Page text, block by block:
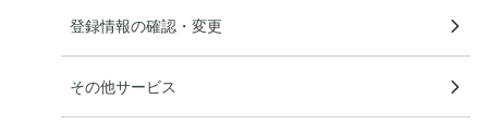
登録情報の確認・変更
その他サービス